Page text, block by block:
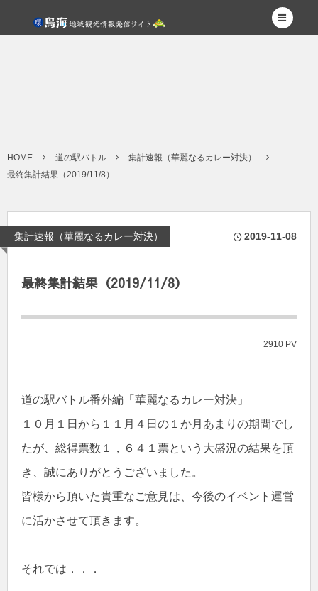
HOME 道の駅バトル
集計速報（華麗なるカレー対決）
最終集計結果（2019/11/8）
集計速報（華麗なるカレー対決） 2019-11-08
最終集計結果（2019/11/8）
2910 PV
道の駅バトル番外編「華麗なるカレー対決」
１０月１日から１１月４日の１か月あまりの期間でし
たが、総得票数１，６４１票という大盛況の結果を頂
き、誠にありがとうございました。
皆様から頂いた貴重なご意見は、今後のイベント運営
に活かさせて頂きます。
それでは．．．